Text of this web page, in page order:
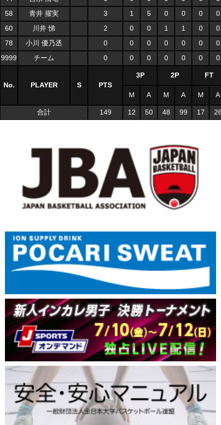
58
青井 擢実 3 1 5 0 0 0
0
60
川井 悌 2 0 0 1 1 0
0
78
小川 優乃丞 0 0 0 0 0 0
0
9999
チーム 0 0 0 0 0 0 0
No. PLAYER S PTS
3P 2P FT
M A M A M A
合計 149 12 50 48 99 17